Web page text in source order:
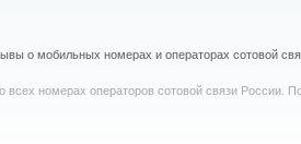
о мобильных номерах и операторах сотовой
номерах операторов сотовой связи России.